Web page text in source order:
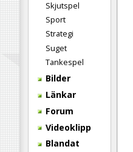
Skjutspel
Sport
Strategi
Suget
Tankespel
Bilder
Länkar
Forum
Videoklipp
Blandat